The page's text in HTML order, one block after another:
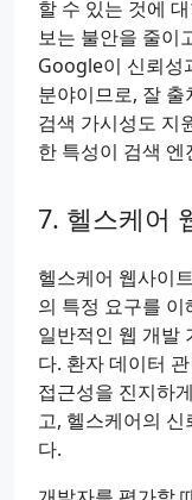
할 수 있는 것에
보는 불안을 줄이
Google이 신뢰성
분야이므로, 잘
검색 가시성도 지
한 특성이 검색
헬스케어
헬스케어 웹사이
의 특정 요구를
일반적인 웹 개발
다. 환자 데이터
접근성을 진지하
고, 헬스케어의
다.